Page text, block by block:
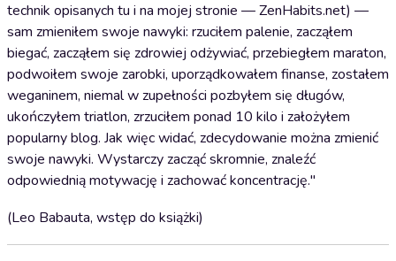
technik opisanych tu i na mojej stronie — ZenHabits.net) —
sam zmieniłem swoje nawyki: rzuciłem palenie, zacząłem
biegać, zacząłem się zdrowiej odżywiać, przebiegłem maraton,
podwoiłem swoje zarobki, uporządkowałem finanse, zostałem
weganinem, niemal w zupełności pozbyłem się długów,
ukończyłem triatlon, zrzuciłem ponad 10 kilo i założyłem
popularny blog. Jak więc widać, zdecydowanie można zmienić
swoje nawyki. Wystarczy zacząć skromnie, znaleźć
odpowiednią motywację i zachować koncentrację."
(Leo Babauta, wstęp do książki)